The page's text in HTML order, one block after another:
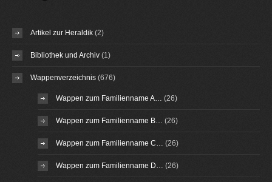
Artikel zur Heraldik (2)
Bibliothek und Archiv (1)
Wappenverzeichnis (676)
Wappen zum Familienname A… (26)
Wappen zum Familienname B… (26)
Wappen zum Familienname C… (26)
Wappen zum Familienname D… (26)